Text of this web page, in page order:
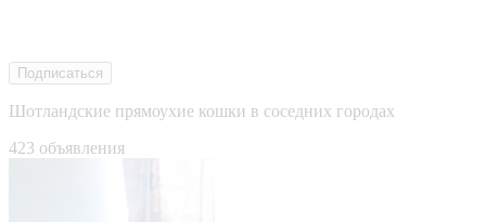
Подписаться
Шотландские прямоухие кошки в соседних городах
423 объявления